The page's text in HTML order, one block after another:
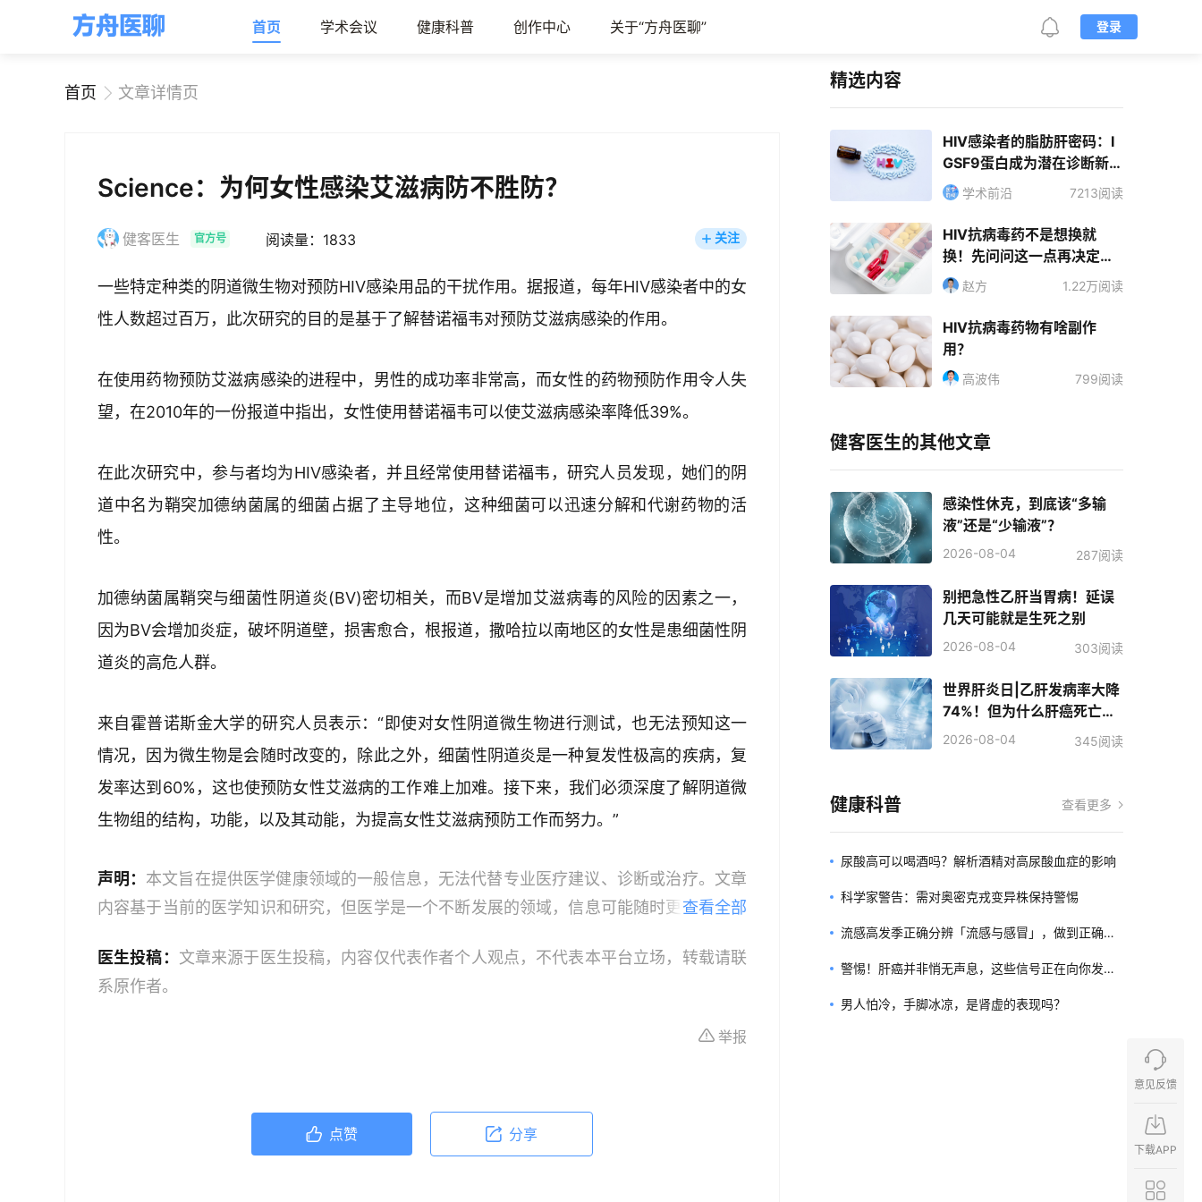
首页 学术会议 健康科普 创作中心 关于“方舟医聊” 登录
首页 文章详情页
Science：为何女性感染艾滋病防不胜防？
健客医生 官方号 阅读量：1833 关注
一些特定种类的阴道微生物对预防HIV感染用品的干扰作用。据报道，每年HIV感染者中的女
性人数超过百万，此次研究的目的是基于了解替诺福韦对预防艾滋病感染的作用。
在使用药物预防艾滋病感染的进程中，男性的成功率非常高，而女性的药物预防作用令人失
望，在2010年的一份报道中指出，女性使用替诺福韦可以使艾滋病感染率降低39%。
在此次研究中，参与者均为HIV感染者，并且经常使用替诺福韦，研究人员发现，她们的阴
道中名为鞘突加德纳菌属的细菌占据了主导地位，这种细菌可以迅速分解和代谢药物的活
性。
加德纳菌属鞘突与细菌性阴道炎(BV)密切相关，而BV是增加艾滋病毒的风险的因素之一，
因为BV会增加炎症，破坏阴道壁，损害愈合，根报道，撒哈拉以南地区的女性是患细菌性阴
道炎的高危人群。
来自霍普诺斯金大学的研究人员表示：“即使对女性阴道微生物进行测试，也无法预知这一
情况，因为微生物是会随时改变的，除此之外，细菌性阴道炎是一种复发性极高的疾病，复
发率达到60%，这也使预防女性艾滋病的工作难上加难。接下来，我们必须深度了解阴道微
生物组的结构，功能，以及其动能，为提高女性艾滋病预防工作而努力。”
声明： 本文旨在提供医学健康领域的一般信息，无法代替专业医疗建议、诊断或治疗。文章
内容基于当前的医学知识和研究，但医学是一个不断发展的领域，信息可能随时更新，因此
业人员。本文中的信息不应作为自我诊断或治疗的依据，紧急医疗情况应立即寻求专业医疗
服务；如果您是医务人员，本文内容旨在作为教育和信息更新的资源。在临床实践中应用本
查看全部
医生投稿： 文章来源于医生投稿，内容仅代表作者个人观点，不代表本平台立场，转载请联
系原作者。
举报
点赞 分享
精选内容
HIV感染者的脂肪肝密码：I
GSF9蛋白成为潜在诊断新标
志物学术前沿 7213阅读
HIV抗病毒药不是想换就
换！先问问这一点再决定不
迟 赵方 1.22万阅读
HIV抗病毒药物有啥副作
用？
高波伟 799阅读
健客医生的其他文章
感染性休克，到底该“多输
液”还是“少输液”？
2026-08-04 287阅读
别把急性乙肝当胃病！延误
几天可能就是生死之别
2026-08-04 303阅读
世界肝炎日|乙肝发病率大降
74%！但为什么肝癌死亡人
数反而增加了？
2026-08-04 345阅读
健康科普 查看更多
尿酸高可以喝酒吗？解析酒精对高尿酸血症的影响
科学家警告：需对奥密克戎变异株保持警惕
流感高发季正确分辨「流感与感冒」，做到正确用
药
警惕！肝癌并非悄无声息，这些信号正在向你发出
警告
男人怕冷，手脚冰凉，是肾虚的表现吗？
意见反馈
下载APP